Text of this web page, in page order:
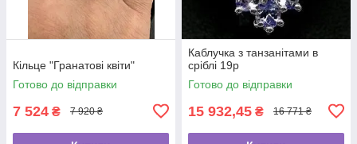
Кільце "Гранатові квіти"
Готово до відправки
7 524 ₴ 7 920 ₴
Каблучка з танзанітами в
сріблі 19р
Готово до відправки
15 932,45 ₴ 16 771 ₴